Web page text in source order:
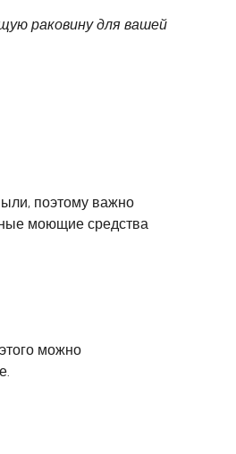
раковину для вашей
поэтому важно
моющие средства
можно